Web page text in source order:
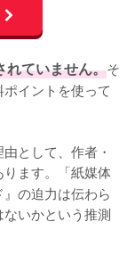
れていません。そ
イントを使って
として、作者・
ります。「紙媒体
の迫力は伝わら
いかという推測